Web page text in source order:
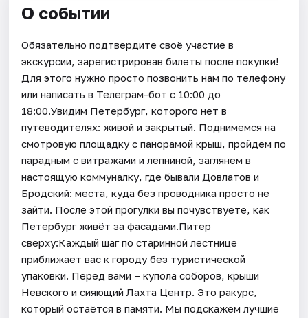
О событии
Обязательно подтвердите своё участие в
экскурсии, зарегистрировав билеты после покупки!
Для этого нужно просто позвонить нам по телефону
или написать в Телеграм-бот с 10:00 до
18:00.Увидим Петербург, которого нет в
путеводителях: живой и закрытый. Поднимемся на
смотровую площадку с панорамой крыш, пройдем по
парадным с витражами и лепниной, заглянем в
настоящую коммуналку, где бывали Довлатов и
Бродский: места, куда без проводника просто не
зайти. После этой прогулки вы почувствуете, как
Петербург живёт за фасадами.Питер
сверху:Каждый шаг по старинной лестнице
приближает вас к городу без туристической
упаковки. Перед вами – купола соборов, крыши
Невского и сияющий Лахта Центр. Это ракурс,
который остаётся в памяти. Мы подскажем лучшие